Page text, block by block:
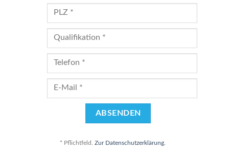
* Pflichtfeld. Zur Datenschutzerklärung.